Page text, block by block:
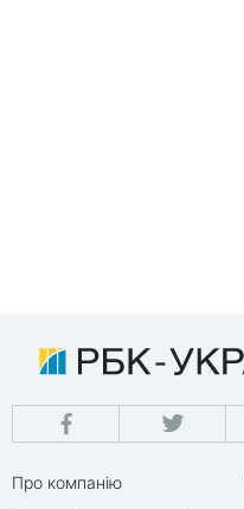
Про компанію